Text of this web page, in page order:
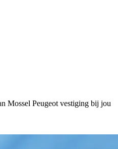
Mossel Peugeot vestiging bij jou